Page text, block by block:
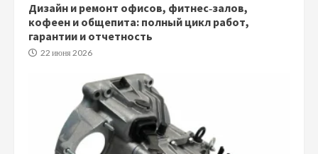
Дизайн и ремонт офисов, фитнес‑залов,
кофеен и общепита: полный цикл работ,
гарантии и отчетность
22 июня 2026